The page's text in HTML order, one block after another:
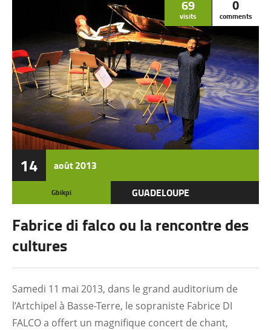
14 août2013
69
visits
0
comments
Gbikpi GUADELOUPE
Fabrice di falco ou la rencontre des
cultures
Samedi 11 mai 2013, dans le grand auditorium de
l’Artchipel à Basse-Terre, le sopraniste Fabrice DI
FALCO a offert un magnifique concert de chant,